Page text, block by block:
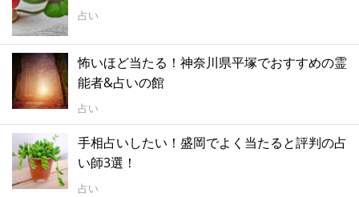
占い
怖いほど当たる！神奈川県平塚でおすすめの霊
能者&占いの館
占い
手相占いしたい！盛岡でよく当たると評判の占
い師3選！
占い